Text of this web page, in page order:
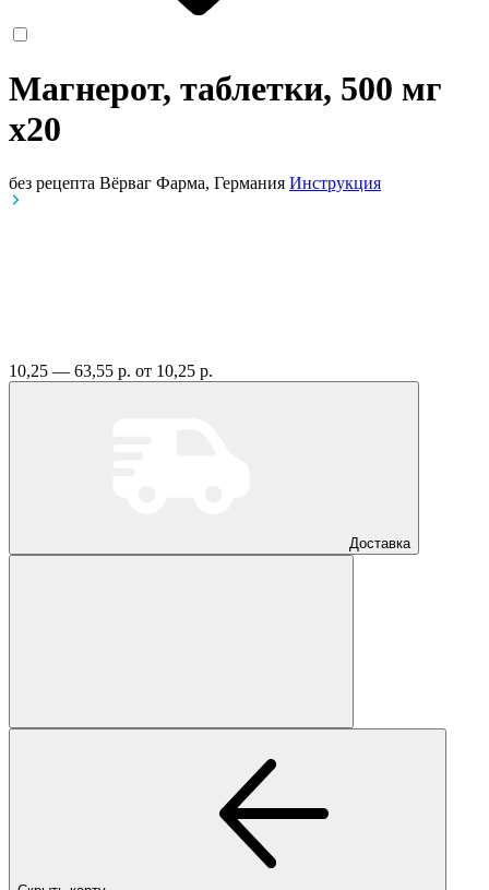
Магнерот, таблетки, 500 мг
x20
без рецепта Вёрваг Фарма, Германия Инструкция
10,25 — 63,55 р. от 10,25 р.
Доставка